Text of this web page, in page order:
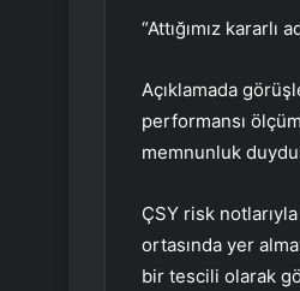
“Attığımız kararlı
Açıklamada
performansı
memnunluk
ÇSY risk
ortasında yer
bir tescili olarak